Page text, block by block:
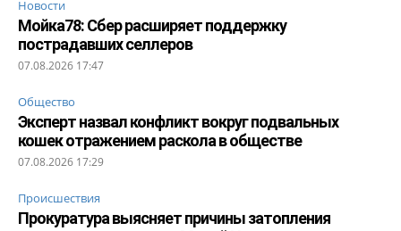
Новости
Мойка78: Сбер расширяет поддержку
пострадавших селлеров
07.08.2026 17:47
Общество
Эксперт назвал конфликт вокруг подвальных
кошек отражением раскола в обществе
07.08.2026 17:29
Происшествия
Прокуратура выясняет причины затопления